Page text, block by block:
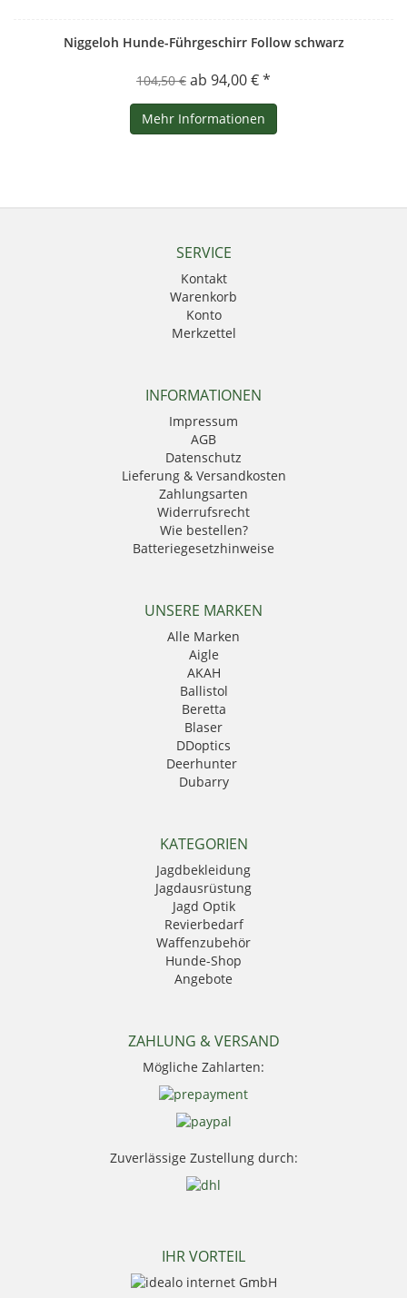
Niggeloh Hunde-Führgeschirr Follow schwarz
104,50 € ab 94,00 € *
Mehr Informationen
SERVICE
Kontakt
Warenkorb
Konto
Merkzettel
INFORMATIONEN
Impressum
AGB
Datenschutz
Lieferung & Versandkosten
Zahlungsarten
Widerrufsrecht
Wie bestellen?
Batteriegesetzhinweise
UNSERE MARKEN
Alle Marken
Aigle
AKAH
Ballistol
Beretta
Blaser
DDoptics
Deerhunter
Dubarry
GPO
Härkila
HikMicro
Hubertus
Kahles
Krawattendackel
Leica
Mauser
Mjoelner Hunting
NRA Fud
Sauer
Seeland
Skogen
Stanley
Thermo Function
Weisskirchen Locker
KATEGORIEN
Jagdbekleidung
Jagdausrüstung
Jagd Optik
Revierbedarf
Waffenzubehör
Hunde-Shop
Angebote
ZAHLUNG & VERSAND
Mögliche Zahlarten:
Zuverlässige Zustellung durch:
IHR VORTEIL